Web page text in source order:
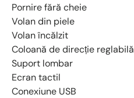
Pornire fără cheie
Volan din piele
Volan încălzit
Coloană de direcție reglabilă
Suport lombar
Ecran tactil
Conexiune USB